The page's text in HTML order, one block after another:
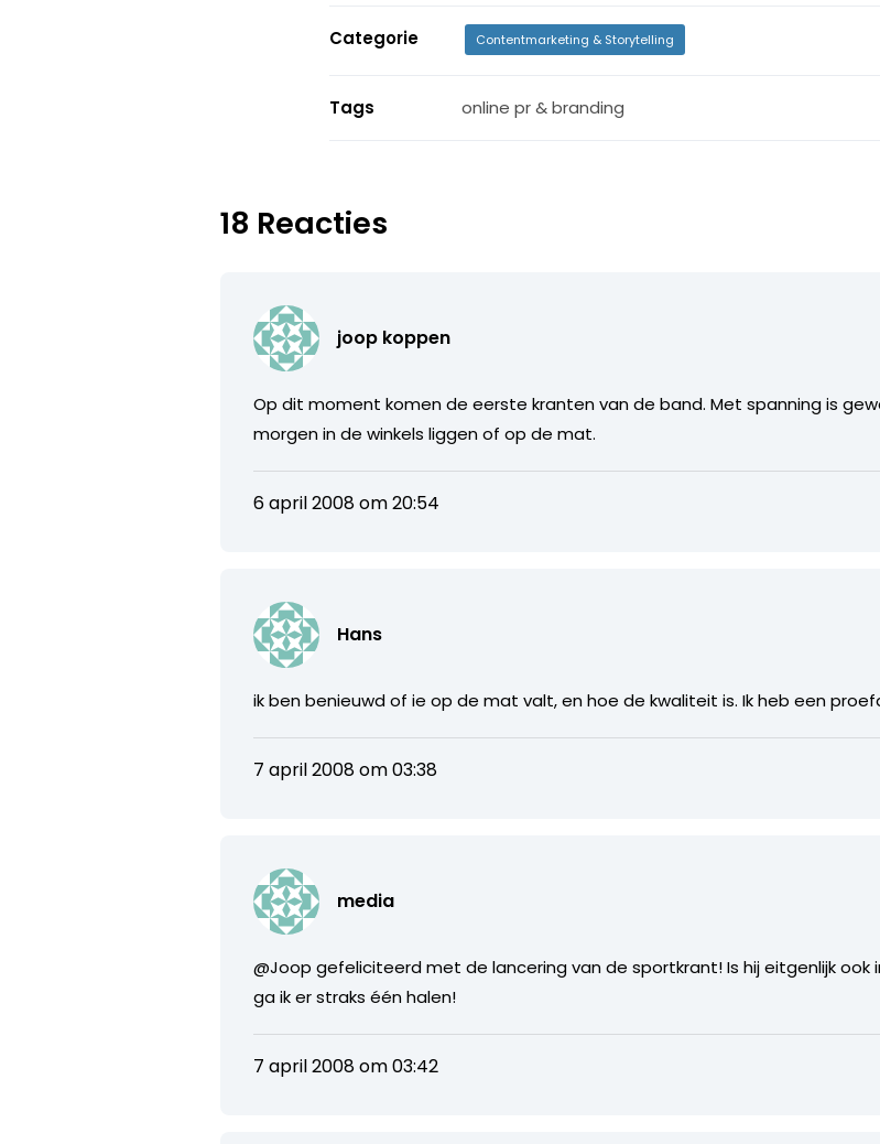
Categorie Contentmarketing & Storytelling
Tags online pr & branding
18 Reacties
joop koppen
Op dit moment komen de eerste kranten van de band. Met spanning is
morgen in de winkels liggen of op de mat.
6 april 2008 om 20:54
Hans
ik ben benieuwd of ie op de mat valt, en hoe de kwaliteit is. Ik heb een
7 april 2008 om 03:38
media
@Joop gefeliciteerd met de lancering van de sportkrant! Is hij eitgenlijk ook
ga ik er straks één halen!
7 april 2008 om 03:42